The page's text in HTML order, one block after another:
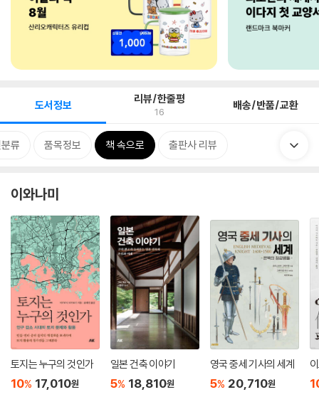
도서정보 리뷰/한줄평
16 배송/반품/교환
류 품목정보 책 속으로 출판사 리뷰
이와나미
토지는 누구의 것인가
10% 17,010원
일본 건축 이야기
5% 18,810원
영국 중세 기사의 세계
5% 20,710원